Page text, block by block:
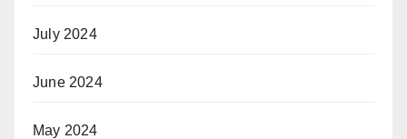
July 2024
June 2024
May 2024